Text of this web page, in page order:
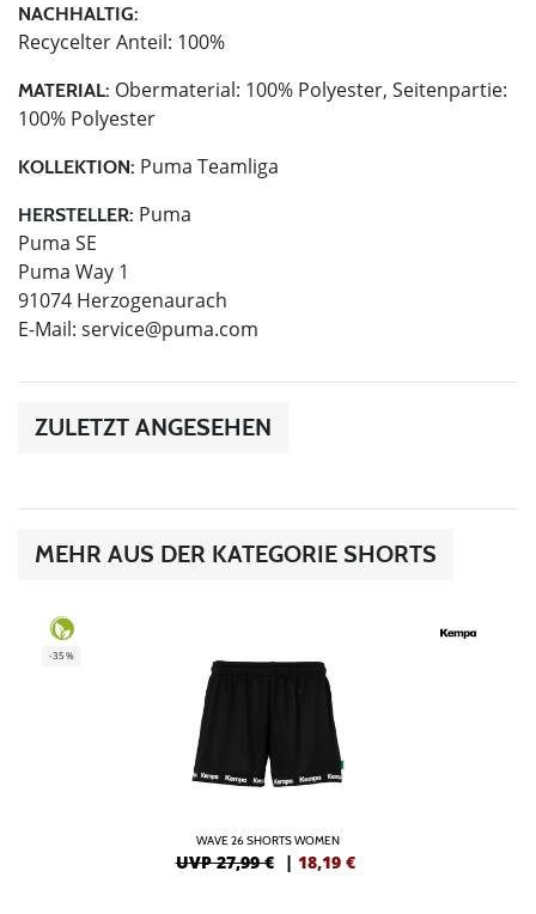
NACHHALTIG:
Recycelter Anteil: 100%
MATERIAL: Obermaterial: 100% Polyester, Seitenpartie:
100% Polyester
KOLLEKTION: Puma Teamliga
HERSTELLER: Puma
Puma SE
Puma Way 1
91074 Herzogenaurach
E-Mail: service@puma.com
ZULETZT ANGESEHEN
MEHR AUS DER KATEGORIE SHORTS
-35%
WAVE 26 SHORTS WOMEN
UVP 27,99 € | 18,19 €